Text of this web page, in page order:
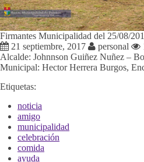
Firmantes Municipalidad del 25/08/
21 septiembre, 2017
personal
Alcalde: Johnnson Guiñez Nuñez –
Municipal: Hector Herrera Burgos,
Etiquetas:
noticia
amigo
municipalidad
celebración
comida
ayuda